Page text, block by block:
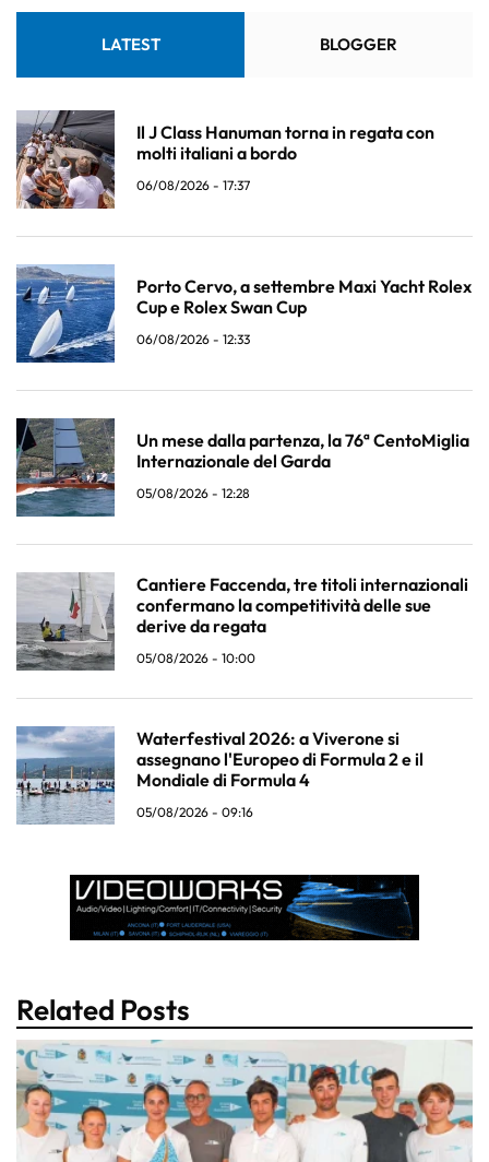
LATEST BLOGGER
Il J Class Hanuman torna in regata con
molti italiani a bordo
06/08/2026 - 17:37
Porto Cervo, a settembre Maxi Yacht Rolex
Cup e Rolex Swan Cup
06/08/2026 - 12:33
Un mese dalla partenza, la 76ª CentoMiglia
Internazionale del Garda
05/08/2026 - 12:28
Cantiere Faccenda, tre titoli internazionali
confermano la competitività delle sue
derive da regata
05/08/2026 - 10:00
Waterfestival 2026: a Viverone si
assegnano l'Europeo di Formula 2 e il
Mondiale di Formula 4
05/08/2026 - 09:16
Related Posts